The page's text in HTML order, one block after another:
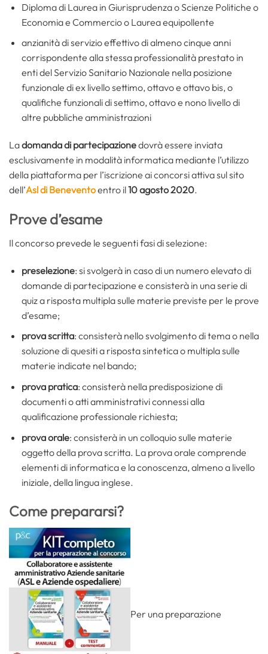
Diploma di Laurea in Giurisprudenza o Scienze Politiche o
Economia e Commercio o Laurea equipollente
anzianità di servizio effettivo di almeno cinque anni
corrispondente alla stessa professionalità prestato in
enti del Servizio Sanitario Nazionale nella posizione
funzionale di ex livello settimo, ottavo e ottavo bis, o
qualifiche funzionali di settimo, ottavo e nono livello di
altre pubbliche amministrazioni
Ladomanda di partecipazionedovrà essere inviata
esclusivamente in modalità informatica mediante l’utilizzo
della piattaforma per l’iscrizione ai concorsi attiva sul sito
dell’Asl di Beneventoentro il10 agosto 2020.
Prove d’esame
Il concorso prevede le seguenti fasi di selezione:
preselezione: si svolgerà in caso di un numero elevato di
domande di partecipazione e consisterà in una serie di
quiz a risposta multipla sulle materie previste per le prove
d’esame;
prova scritta: consisterà nello svolgimento di tema o nella
soluzione di quesiti a risposta sintetica o multipla sulle
materie indicate nel bando;
prova pratica: consisterà nella predisposizione di
documenti o atti amministrativi connessi alla
qualificazione professionale richiesta;
prova orale: consisterà in un colloquio sulle materie
oggetto della prova scritta. La prova orale comprende
elementi di informatica e la conoscenza, almeno a livello
iniziale, della lingua inglese.
Come prepararsi?
Per una preparazione